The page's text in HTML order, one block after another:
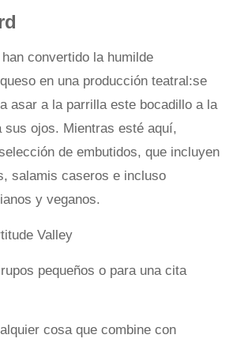
convertido la humilde
en una producción teatral:se
asar a la parrilla este bocadillo a la
sus ojos. Mientras esté aquí,
de embutidos, que incluyen
salamis caseros e incluso
y veganos.
Valley
pequeños o para una cita
cosa que combine con